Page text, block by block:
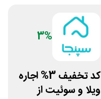
3%
کد تخفیف 3% اجاره
ویلا و سوئیت از